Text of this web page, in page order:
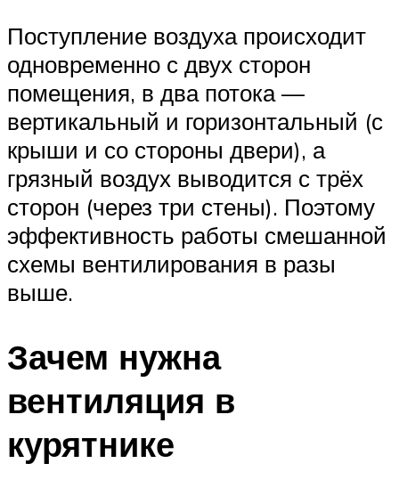
Поступление воздуха происходит
одновременно с двух сторон
помещения, в два потока —
вертикальный и горизонтальный (с
крыши и со стороны двери), а
грязный воздух выводится с трёх
сторон (через три стены). Поэтому
эффективность работы смешанной
схемы вентилирования в разы
выше.
Зачем нужна
вентиляция в
курятнике